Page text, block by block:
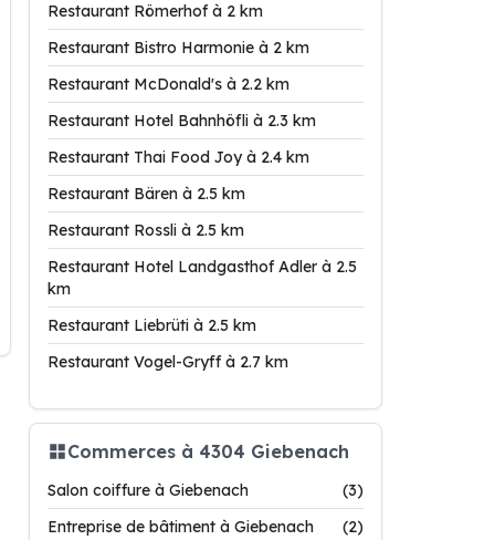
Restaurant Römerhof à 2 km
Restaurant Bistro Harmonie à 2 km
Restaurant McDonald's à 2.2 km
Restaurant Hotel Bahnhöfli à 2.3 km
Restaurant Thai Food Joy à 2.4 km
Restaurant Bären à 2.5 km
Restaurant Rossli à 2.5 km
Restaurant Hotel Landgasthof Adler à 2.5
km
Restaurant Liebrüti à 2.5 km
Restaurant Vogel-Gryff à 2.7 km
Commerces à 4304 Giebenach
Salon coiffure à Giebenach
(3)
Entreprise de bâtiment à Giebenach
(2)